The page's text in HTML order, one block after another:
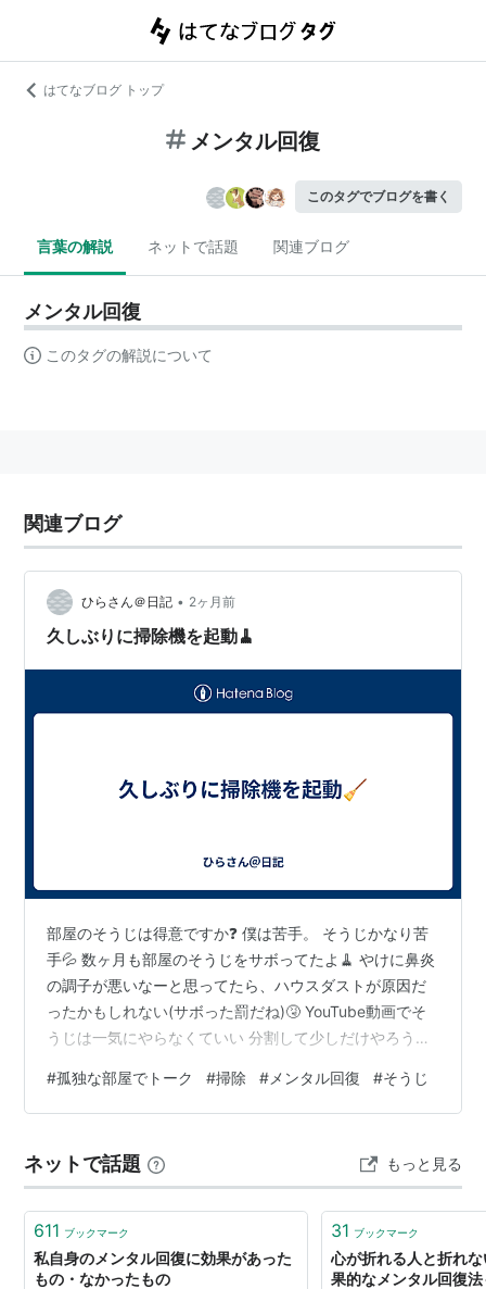
はてなブログ トップ
メンタル回復
このタグでブログを書く
言葉の解説 ネットで話題 関連ブログ
メンタル回復
このタグの解説について
関連ブログ
ひらさん＠日記 • 2ヶ月前
久しぶりに掃除機を起動🧹
部屋のそうじは得意ですか❓ 僕は苦手。 そうじかなり苦
手💦 数ヶ月も部屋のそうじをサボってたよ🧹 やけに鼻炎
の調子が悪いなーと思ってたら、ハウスダストが原因だ
ったかもしれない(サボった罰だね)🤧 YouTube動画でそ
うじは一気にやらなくていい 分割して少しだけやろうね
だけやったら、気持ちよくなって掃除機でホコリを吸い
まくってる 楽しくてたまらない🎵 ((( * ´･∀･)o□＼_ ⸒⸒ ホ
感、自己効力感、スッキリ感、いろいろな感が出まくり
😊 Spotify、Apple Podcast、Amaz…
#孤独な部屋でトーク #掃除 # メンタル回復 #そうじ
ネットで話題 もっと見る
611 ブックマーク
私自身のメンタル回復に効果があった
もの・なかったもの
31 ブックマーク
心が折れる人と折れ
果的なメンタル回復